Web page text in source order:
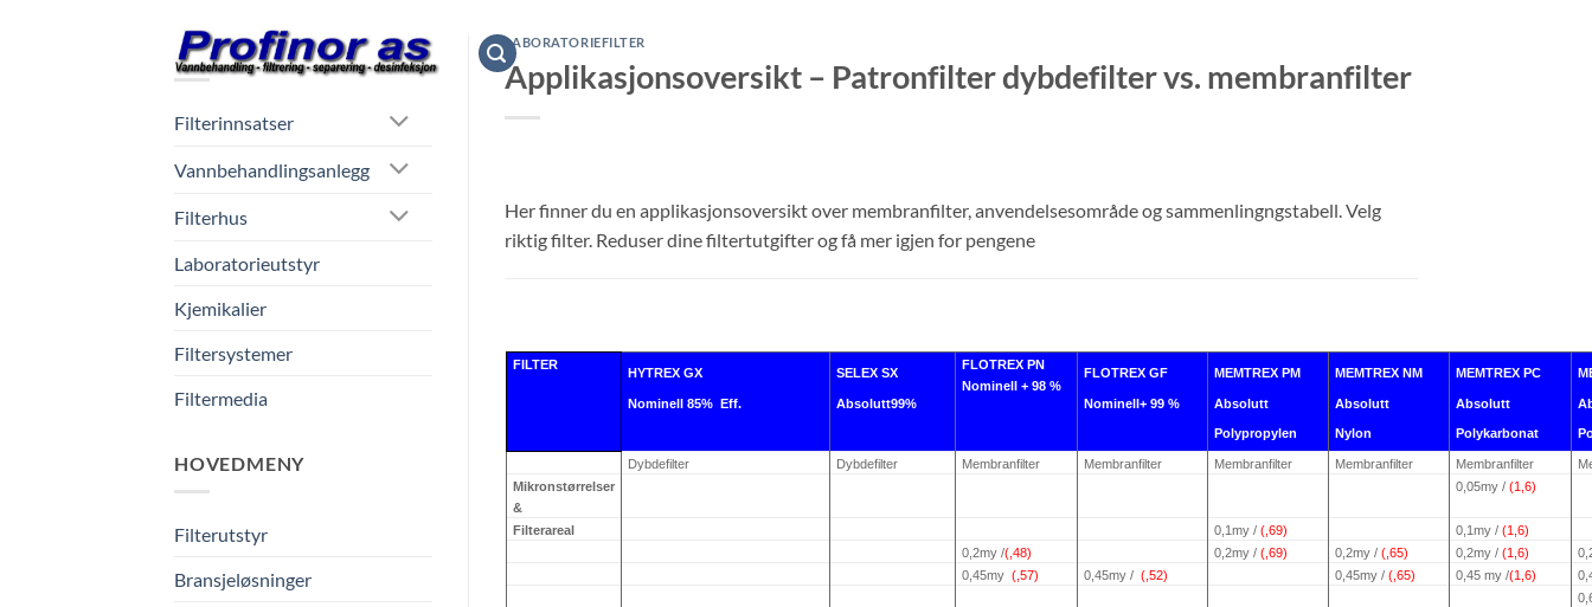
OM VANN BRANSJELØSNINGER
NETTBUTIKK
Filterinnsatser
Vannbehandlingsanlegg
Filterhus
Laboratorieutstyr
Kjemikalier
Filtersystemer
Filtermedia
HOVEDMENY
Filterutstyr
Bransjeløsninger
LABORATORIEFILTER
Applikasjonsoversikt – Patronfilter dybdefilter vs. membranfilter
Her finner du en applikasjonsoversikt over membranfilter, anvendelsesområde og sammenlingngstabell. Velg
riktig filter. Reduser dine filtertutgifter og få mer igjen for pengene
FILTER
HYTREX GX
Nominell 85% Eff.
SELEX SX
Absolutt99%
FLOTREX PN
Nominell + 98 %
FLOTREX GF
Nominell+ 99 %
MEMTREX PM
Absolutt
Polypropylen
MEMTREX NM
Absolutt
Nylon
MEMTREX PC
Absolutt
Polykarbonat
Dybdefilter Dybdefilter Membranfilter Membranfilter Membranfilter Membranfilter Membranfilter
Mikronstørrelser
&
0,05my /(1,6)
Filterareal 0,1my / (,69) 0,1my / (1,6)
0,2my /(,48) 0,2my / (,69) 0,2my / (,65) 0,2my / (1,6)
0,45my (,57) 0,45my / (,52) 0,45my / (,65) 0,45 my /(1,6)